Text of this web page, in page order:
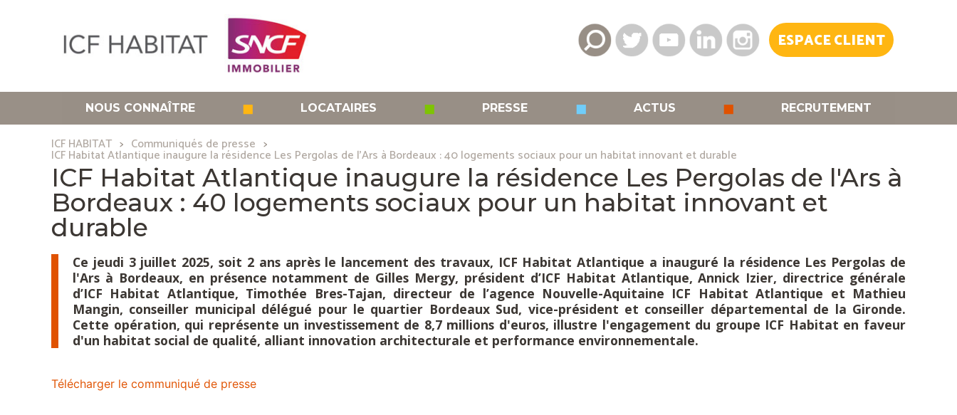
ESPACE CLIENT
NOUS CONNAÎTRE ◼ LOCATAIRES ◼ PRESSE ◼ ACTUS ◼ RECRUTEMENT
ICF HABITAT Communiqués de presse
ICF Habitat Atlantique inaugure la résidence Les Pergolas de l'Ars à Bordeaux : 40 logements sociaux pour un habitat innovant et durable
ICF Habitat Atlantique inaugure la résidence Les Pergolas de l'Ars à
Bordeaux : 40 logements sociaux pour un habitat innovant et
durable
Ce jeudi 3 juillet 2025, soit 2 ans après le lancement des travaux, ICF Habitat Atlantique a inauguré la résidence Les Pergolas de
l'Ars à Bordeaux, en présence notamment de Gilles Mergy, président d’ICF Habitat Atlantique, Annick Izier, directrice générale
d’ICF Habitat Atlantique, Timothée Bres-Tajan, directeur de l’agence Nouvelle-Aquitaine ICF Habitat Atlantique et Mathieu
Mangin, conseiller municipal délégué pour le quartier Bordeaux Sud, vice-président et conseiller départemental de la Gironde.
Cette opération, qui représente un investissement de 8,7 millions d'euros, illustre l'engagement du groupe ICF Habitat en faveur
d'un habitat social de qualité, alliant innovation architecturale et performance environnementale.
Télécharger le communiqué de presse